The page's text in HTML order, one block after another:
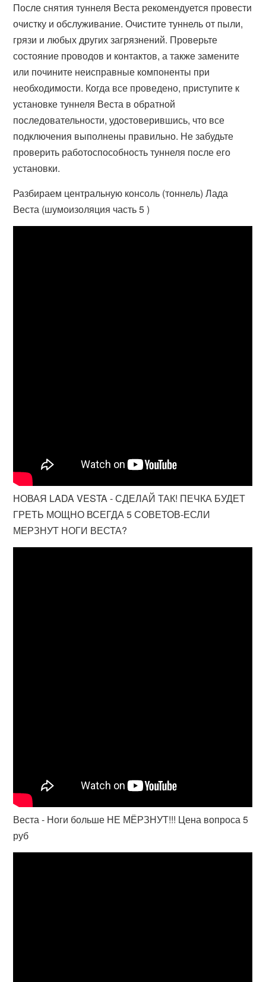
После снятия туннеля Веста рекомендуется провести
очистку и обслуживание. Очистите туннель от пыли,
грязи и любых других загрязнений. Проверьте
состояние проводов и контактов, а также замените
или почините неисправные компоненты при
необходимости. Когда все проведено, приступите к
установке туннеля Веста в обратной
последовательности, удостоверившись, что все
подключения выполнены правильно. Не забудьте
проверить работоспособность туннеля после его
установки.
Разбираем центральную консоль (тоннель) Лада
Веста (шумоизоляция часть 5 )
НОВАЯ LADA VESTA - СДЕЛАЙ ТАК! ПЕЧКА БУДЕТ
ГРЕТЬ МОЩНО ВСЕГДА 5 СОВЕТОВ-ЕСЛИ
МЕРЗНУТ НОГИ ВЕСТА?
Веста - Ноги больше НЕ МЁРЗНУТ!!! Цена вопроса 5
руб